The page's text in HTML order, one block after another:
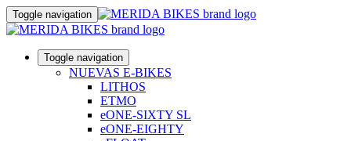
Toggle navigation
Toggle navigation
NUEVAS E-BIKES
LITHOS
ETMO
eONE-SIXTY SL
eONE-EIGHTY